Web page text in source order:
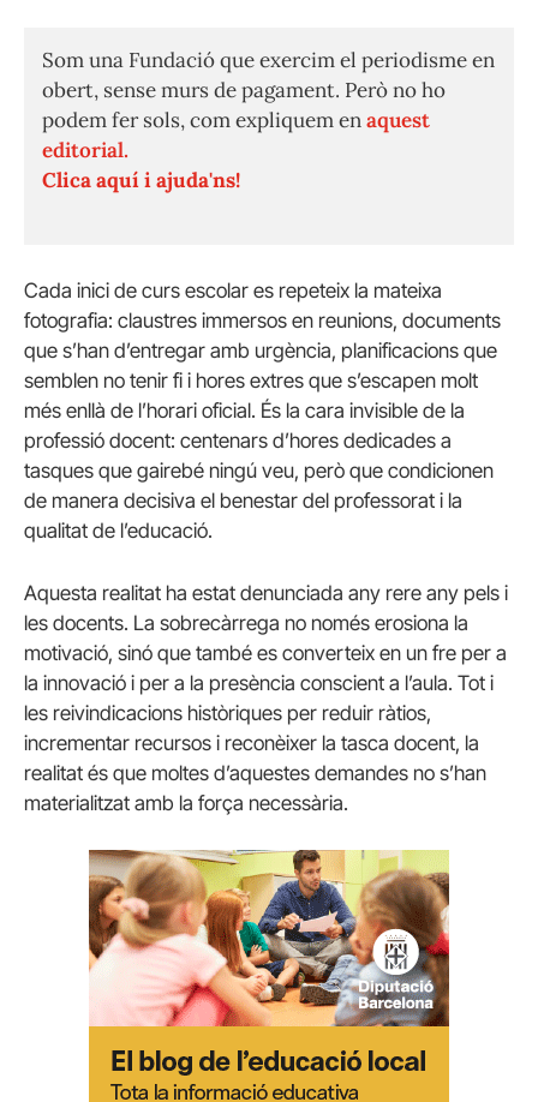
Som una Fundació que exercim el periodisme en
obert, sense murs de pagament. Però no ho
podem fer sols, com expliquem enaquest
editorial.
Clica aquí i ajuda'ns!
Cada inici de curs escolar es repeteix la mateixa
fotografia: claustres immersos en reunions, documents
que s’han d’entregar amb urgència, planificacions que
semblen no tenir fi i hores extres que s’escapen molt
més enllà de l’horari oficial. És la cara invisible de la
professió docent: centenars d’hores dedicades a
tasques que gairebé ningú veu, però que condicionen
de manera decisiva el benestar del professorat i la
qualitat de l’educació.
Aquesta realitat ha estat denunciada any rere any pels i
les docents. La sobrecàrrega no només erosiona la
motivació, sinó que també es converteix en un fre per a
la innovació i per a la presència conscient a l’aula. Tot i
les reivindicacions històriques per reduir ràtios,
incrementar recursos i reconèixer la tasca docent, la
realitat és que moltes d’aquestes demandes no s’han
materialitzat amb la força necessària.